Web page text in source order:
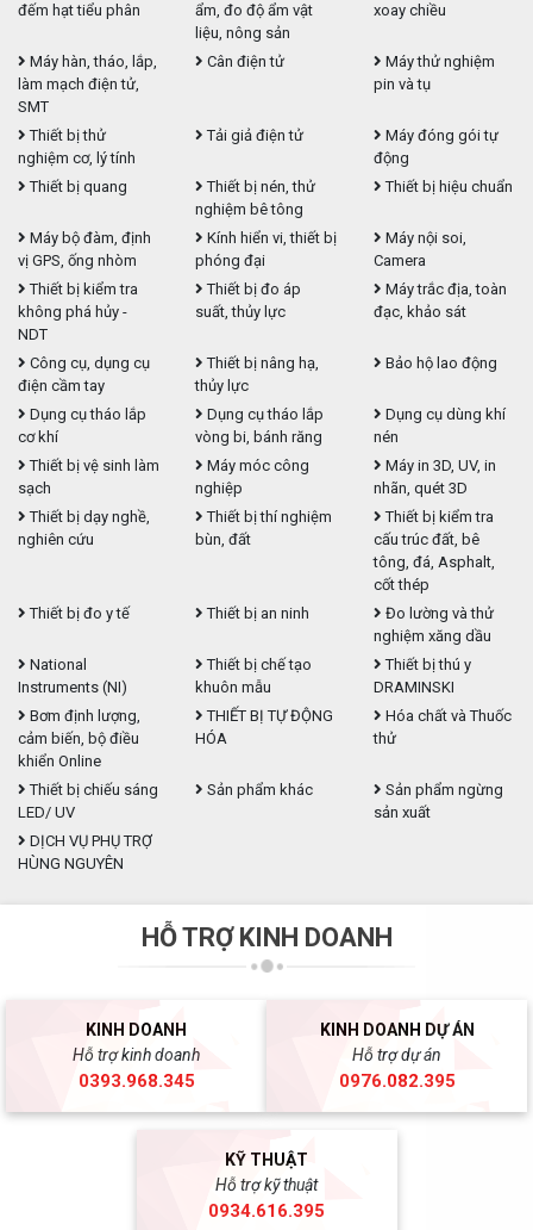
đếm hạt tiểu phân
ẩm, đo độ ẩm vật
liệu, nông sản
xoay chiều
Máy hàn, tháo, lắp,
làm mạch điện tử,
SMT
Cân điện tử
Máy thử nghiệm
pin và tụ
Thiết bị thử
nghiệm cơ, lý tính
Tải giả điện tử
Máy đóng gói tự
động
Thiết bị quang
Thiết bị nén, thử
nghiệm bê tông
Thiết bị hiệu chuẩn
Máy bộ đàm, định
vị GPS, ống nhòm
Kính hiển vi, thiết bị
phóng đại
Máy nội soi,
Camera
Thiết bị kiểm tra
không phá hủy -
NDT
Thiết bị đo áp
suất, thủy lực
Máy trắc địa, toàn
đạc, khảo sát
Công cụ, dụng cụ
điện cầm tay
Thiết bị nâng hạ,
thủy lực
Bảo hộ lao động
Dụng cụ tháo lắp
cơ khí
Dụng cụ tháo lắp
vòng bi, bánh răng
Dụng cụ dùng khí
nén
Thiết bị vệ sinh làm
sạch
Máy móc công
nghiệp
Máy in 3D, UV, in
nhãn, quét 3D
Thiết bị dạy nghề,
nghiên cứu
Thiết bị thí nghiệm
bùn, đất
Thiết bị kiểm tra
cấu trúc đất, bê
tông, đá, Asphalt,
cốt thép
Thiết bị đo y tế
Thiết bị an ninh
Đo lường và thử
nghiệm xăng dầu
National
Instruments (NI)
Thiết bị chế tạo
khuôn mẫu
Thiết bị thú y
DRAMINSKI
Bơm định lượng,
cảm biến, bộ điều
khiển Online
THIẾT BỊ TỰ ĐỘNG
HÓA
Hóa chất và Thuốc
thử
Thiết bị chiếu sáng
LED/ UV
Sản phẩm khác
Sản phẩm ngừng
sản xuất
DỊCH VỤ PHỤ TRỢ
HÙNG NGUYÊN
HỖ TRỢ KINH DOANH
KINH DOANH
Hỗ trợ kinh doanh
0393.968.345
KINH DOANH DỰ ÁN
Hỗ trợ dự án
0976.082.395
KỸ THUẬT
Hỗ trợ kỹ thuật
0934.616.395